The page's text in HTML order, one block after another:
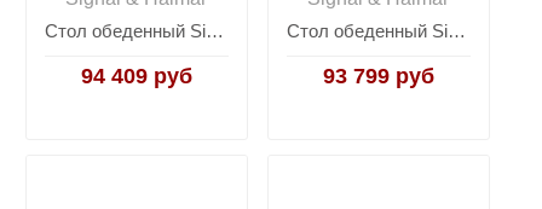
Стол обеденный Signal GALAXY раскладной (дуб артизан/черный)
94 409 руб
Стол обеденный Signal IMPERIA 160 (черный/черный)
93 799 руб